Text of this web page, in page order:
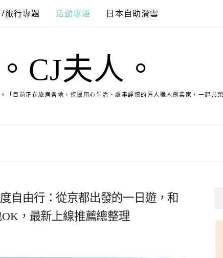
旅行專題 活動專題 日本自助滑雪
。CJ夫人。
「目前正在旅居各地，挖掘用心生活、處事謹慎的匠人職人創業家，一起共榮
自由行：從京都出發的一日遊，和
，最新上線推薦總整理